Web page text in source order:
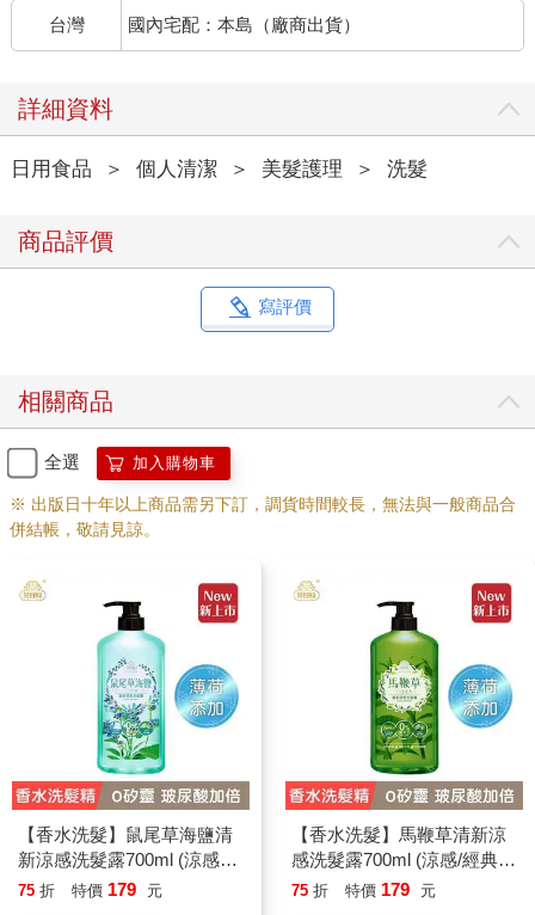
台灣 國內宅配：本島（廠商出貨）
詳細資料
日用食品 ＞ 個人清潔 ＞ 美髮護理 ＞ 洗髮
商品評價
寫評價
相關商品
全選 加入購物車
※ 出版日十年以上商品需另下訂，調貨時間較長，無法與一般商品合
併結帳，敬請見諒。
【香水洗髮】鼠尾草海鹽清
新涼感洗髮露700ml (涼感／
經典香氛/國民洗髮精/香水洗
75 折 特價 179 元
【香水洗髮】馬鞭草清新涼
感洗髮露700ml (涼感/經典香
氛/國民洗髮精/香水洗髮精)
75 折 特價 179 元